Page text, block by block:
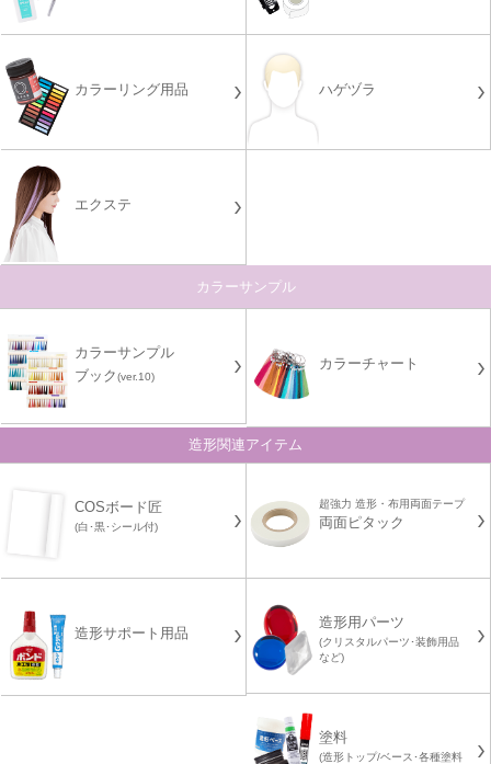
カラーリング用品 ハゲヅラ
エクステ
カラーサンプル
カラーサンプル
ブック(ver.10)
カラーチャート
造形関連アイテム
COSボード匠
(白･黒･シール付)
超強力 造形・布用両面テープ
両面ピタック
造形サポート用品
造形用パーツ
(クリスタルパーツ･装飾用品
など)
塗料
(造形トップ/ベース･各種塗料